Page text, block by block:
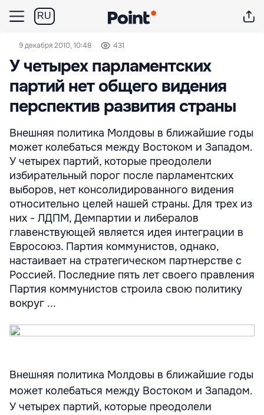
RU
9 декабря 2010, 10:48 431
У четырех парламентских
партий нет общего видения
перспектив развития страны
Внешняя политика Молдовы в ближайшие годы
может колебаться между Востоком и Западом.
У четырех партий, которые преодолели
избирательный порог после парламентских
выборов, нет консолидированного видения
относительно целей нашей страны. Для трех из
них - ЛДПМ, Демпартии и либералов
главенствующей является идея интеграции в
Евросоюз. Партия коммунистов, однако,
настаивает на стратегическом партнерстве с
Россией. Последние пять лет своего правления
Партия коммунистов строила свою политику
вокруг ...
Внешняя политика Молдовы в ближайшие годы
может колебаться между Востоком и Западом.
У четырех партий, которые преодолели